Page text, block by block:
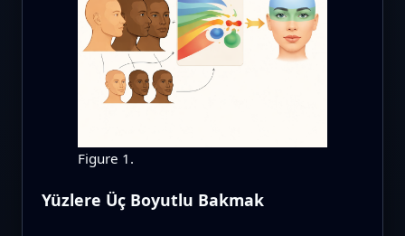
Figure 1.
Yüzlere Üç Boyutlu Bakmak